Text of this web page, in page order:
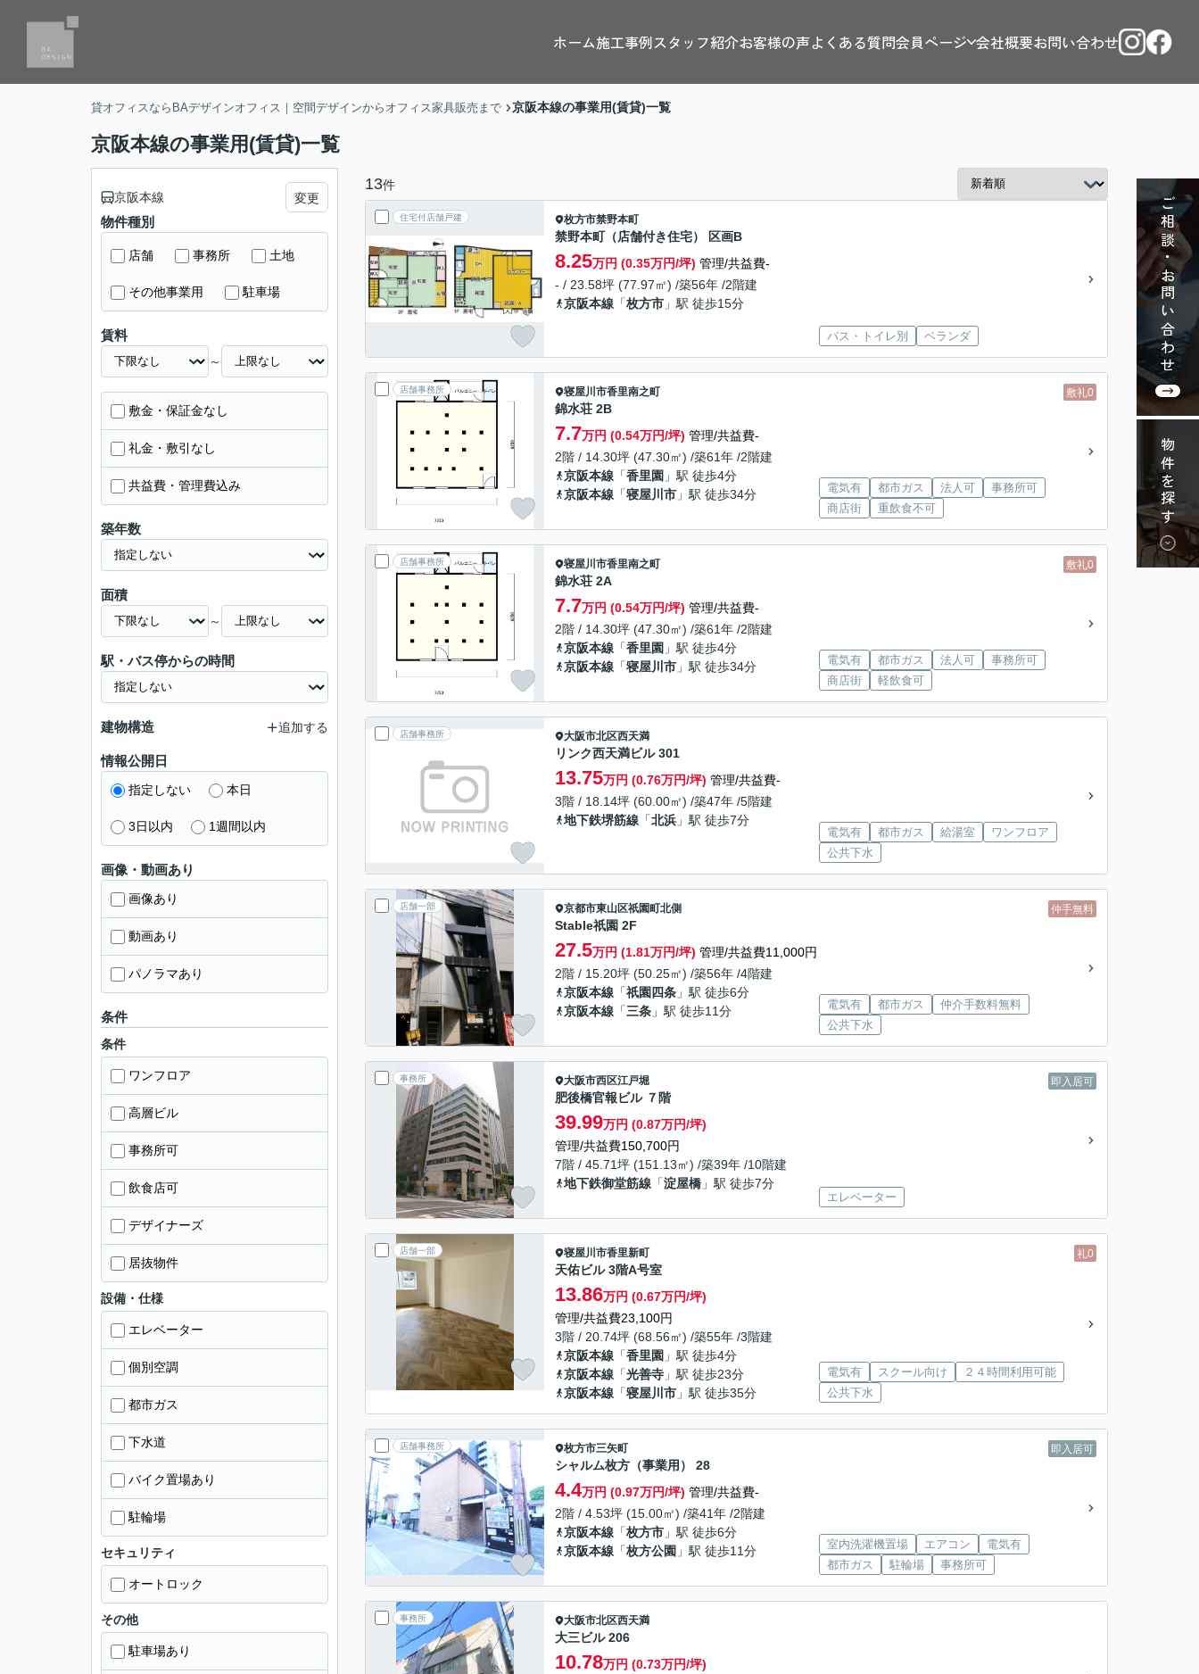
ホーム施工事例スタッフ紹介お客様の声よくある質問会員ページ 会社概要お問い合わせ
ご相談・お問い合わせ
物件を探す
貸オフィスならBAデザインオフィス｜空間デザインからオフィス家具販売まで 京阪本線の事業用(賃貸)一覧
京阪本線の事業用(賃貸)一覧
13件
住宅付店舗戸建 枚方市禁野本町
禁野本町（店舗付き住宅） 区画B
8.25万円 (0.35万円/坪) 管理/共益費-
- / 23.58坪 (77.97㎡) /築56年 /2階建
京阪本線 「枚方市 」駅 徒歩15分
バス・トイレ別 ベランダ
店舗事務所 敷礼0
寝屋川市香里南之町
錦水荘 2B
7.7万円 (0.54万円/坪) 管理/共益費-
2階 / 14.30坪 (47.30㎡) /築61年 /2階建
京阪本線 「香里園 」駅 徒歩4分
京阪本線 「寝屋川市 」駅 徒歩34分 電気有 都市ガス 法人可
事務所可
商店街
重飲食不可
店舗事務所 敷礼0
寝屋川市香里南之町
錦水荘 2A
7.7万円 (0.54万円/坪) 管理/共益費-
2階 / 14.30坪 (47.30㎡) /築61年 /2階建
京阪本線 「香里園 」駅 徒歩4分
京阪本線 「寝屋川市 」駅 徒歩34分 電気有 都市ガス 法人可
事務所可
商店街
軽飲食可
店舗事務所 大阪市北区西天満
リンク西天満ビル 301
13.75万円 (0.76万円/坪) 管理/共益費-
3階 / 18.14坪 (60.00㎡) /築47年 /5階建
地下鉄堺筋線 「北浜 」駅 徒歩7分
電気有 都市ガス 給湯室
ワンフロア
公共下水
店舗一部 仲手無料
京都市東山区祇園町北側
Stable祇園 2F
27.5万円 (1.81万円/坪) 管理/共益費11,000円
2階 / 15.20坪 (50.25㎡) /築56年 /4階建
京阪本線 「祇園四条 」駅 徒歩6分
京阪本線 「三条 」駅 徒歩11分 電気有 都市ガス
仲介手数料無料
公共下水
事務所 即入居可
大阪市西区江戸堀
肥後橋官報ビル ７階
39.99万円 (0.87万円/坪)
管理/共益費150,700円
7階 / 45.71坪 (151.13㎡) /築39年 /10階建
地下鉄御堂筋線 「淀屋橋 」駅 徒歩7分
エレベーター
店舗一部 礼0
寝屋川市香里新町
天佑ビル 3階A号室
13.86万円 (0.67万円/坪)
管理/共益費23,100円
3階 / 20.74坪 (68.56㎡) /築55年 /3階建
京阪本線 「香里園 」駅 徒歩4分
京阪本線 「光善寺 」駅 徒歩23分
京阪本線 「寝屋川市 」駅 徒歩35分
電気有 スクール向け
２４時間利用可能
公共下水
店舗事務所 即入居可
枚方市三矢町
シャルム枚方（事業用） 28
4.4万円 (0.97万円/坪) 管理/共益費-
2階 / 4.53坪 (15.00㎡) /築41年 /2階建
京阪本線 「枚方市 」駅 徒歩6分
京阪本線 「枚方公園 」駅 徒歩11分 室内洗濯機置場 エアコン
電気有
都市ガス
駐輪場 事務所可
事務所 大阪市北区西天満
大三ビル 206
10.78万円 (0.73万円/坪)
京阪本線 変更
物件種別
店舗 事務所 土地
その他事業用 駐車場
賃料
～
敷金・保証金なし
礼金・敷引なし
共益費・管理費込み
築年数
面積
～
駅・バス停からの時間
建物構造 追加する
情報公開日
指定しない 本日
3日以内 1週間以内
画像・動画あり
画像あり
動画あり
パノラマあり
条件
条件
ワンフロア
高層ビル
事務所可
飲食店可
デザイナーズ
居抜物件
設備・仕様
エレベーター
個別空調
都市ガス
下水道
バイク置場あり
駐輪場
セキュリティ
オートロック
その他
駐車場あり